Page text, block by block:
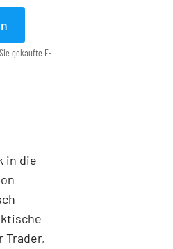
gekaufte E-
in die
Trader,